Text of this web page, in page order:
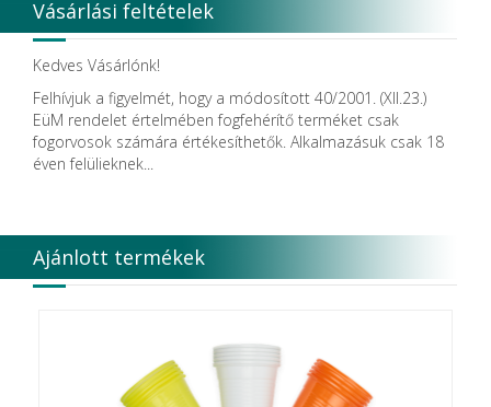
Detax
DFS
DIADENT
DIRECTA AB
Discus Dental PHILIPS
DISPOTECH S.r.l.
DKL
DUX
Edelweiss Dentistry Products GmbH
Edenta
Essity Higiene and Health AB
Vásárlási feltételek
Kedves Vásárlónk!
Felhívjuk a figyelmét, hogy a módosított 40/2001. (XII.23.)
EüM rendelet értelmében fogfehérítő terméket csak
fogorvosok számára értékesíthetők. Alkalmazásuk csak 18
éven felülieknek...
Ajánlott termékek